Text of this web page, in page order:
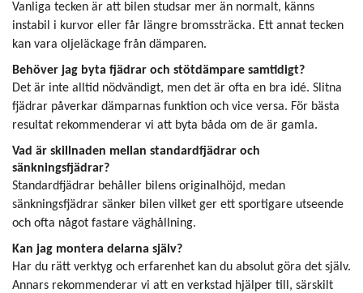
Vanliga tecken är att bilen studsar mer än normalt, känns
instabil i kurvor eller får längre bromssträcka. Ett annat tecken
kan vara oljeläckage från dämparen.
Behöver jag byta fjädrar och stötdämpare samtidigt?
Det är inte alltid nödvändigt, men det är ofta en bra idé. Slitna
fjädrar påverkar dämparnas funktion och vice versa. För bästa
resultat rekommenderar vi att byta båda om de är gamla.
Vad är skillnaden mellan standardfjädrar och
sänkningsfjädrar?
Standardfjädrar behåller bilens originalhöjd, medan
sänkningsfjädrar sänker bilen vilket ger ett sportigare utseende
och ofta något fastare väghållning.
Kan jag montera delarna själv?
Har du rätt verktyg och erfarenhet kan du absolut göra det själv.
Annars rekommenderar vi att en verkstad hjälper till, särskilt